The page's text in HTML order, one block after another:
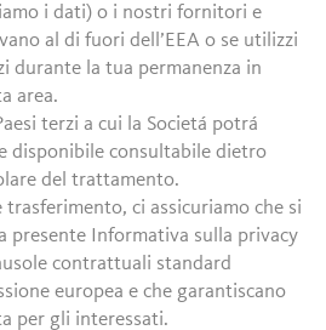
i dati) o i nostri fornitori e
al di fuori dell’EEA o se utilizzi
durante la tua permanenza in
area.
terzi a cui la Societá potrá
disponibile consultabile dietro
del trattamento.
ci assicuriamo che si
presente Informativa sulla privacy
contrattuali standard
europea e che garantiscano
per gli interessati.